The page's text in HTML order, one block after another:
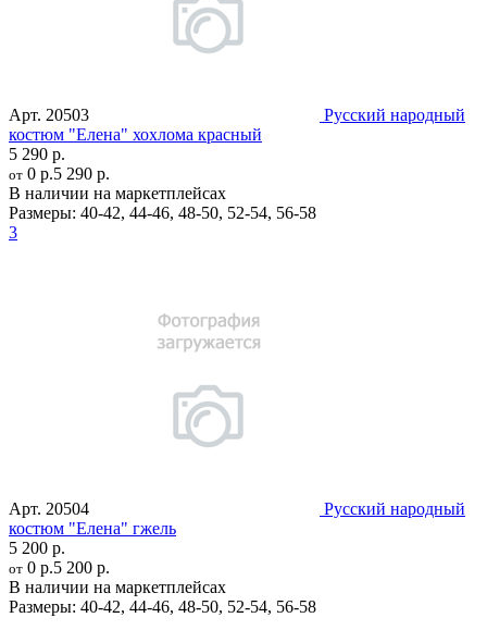
Арт. 20503
Русский народный
костюм "Елена" хохлома красный
5 290 р.
от 0 р.5 290 р.
В наличии на маркетплейсах
Размеры: 40-42, 44-46, 48-50, 52-54, 56-58
3
Арт. 20504
Русский народный
костюм "Елена" гжель
5 200 р.
от 0 р.5 200 р.
В наличии на маркетплейсах
Размеры: 40-42, 44-46, 48-50, 52-54, 56-58